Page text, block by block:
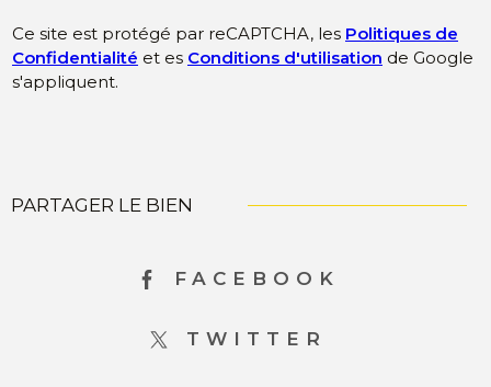
Ce site est protégé par reCAPTCHA, les Politiques de
Confidentialité et es Conditions d'utilisation de Google
s'appliquent.
PARTAGER LE BIEN
FACEBOOK
TWITTER